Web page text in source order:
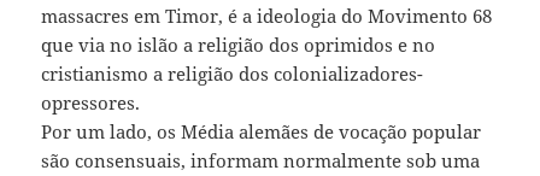
massacres em Timor, é a ideologia do Movimento 68
que via no islão a religião dos oprimidos e no
cristianismo a religião dos colonializadores-
opressores.
Por um lado, os Média alemães de vocação popular
são consensuais, informam normalmente sob uma